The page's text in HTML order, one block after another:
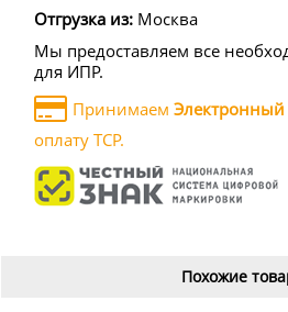
Отгрузка из: Москва
Мы предоставляем все
для ИПР.
Принимаем Электронный
оплату ТСР.
Похожие